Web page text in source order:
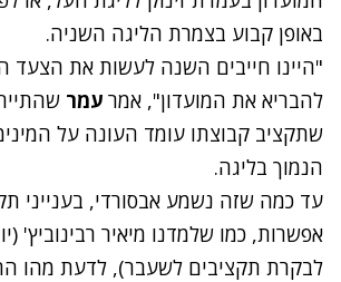
באופן קבוע בצמרת הליגה השניה.
"היינו חייבים השנה לעשות את הצעד
להבריא את המועדון", אמר עמר
שתקציב קבוצתו עומד העונה על
הנמוך בליגה.
עד כמה שזה נשמע אבסורדי, בענייני
אפשרות, כמו שלמדנו מיאיר רבינוביץ'
לבקרת תקציבים לשעבר), לדעת מהו